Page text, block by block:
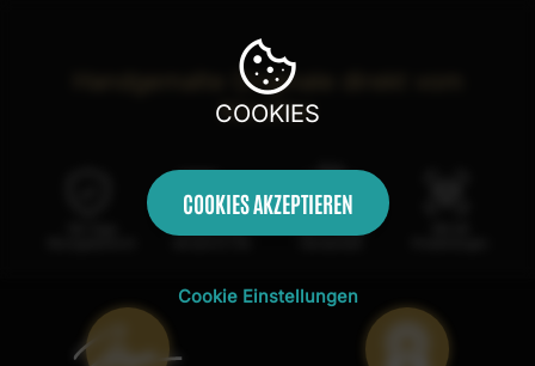
Handgemalte Originale direkt vom
Künstler
COOKIES
COOKIES AKZEPTIEREN
Cookie Einstellungen